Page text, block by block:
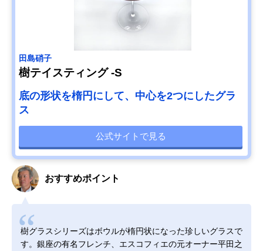
田島硝子
樹テイスティング -S
底の形状を楕円にして、中心を2つにしたグラ
ス
公式サイトで見る
おすすめポイント
樹グラスシリーズはボウルが楕円状になった珍しいグラスで
す。銀座の有名フレンチ、エスコフィエの元オーナー平田之